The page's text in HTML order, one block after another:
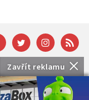
Zavřít reklamu